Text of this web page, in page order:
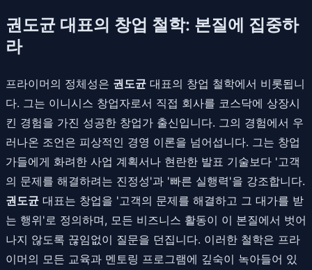
권도균 대표의 창업 철학: 본질에 집중하
라
프라이머의 정체성은 권도균 대표의 창업 철학에서 비롯됩니
다. 그는 이니시스 창업자로서 직접 회사를 코스닥에 상장시
킨 경험을 가진 성공한 창업가 출신입니다. 그의 경험에서 우
러나온 조언은 피상적인 경영 이론을 넘어섭니다. 그는 창업
가들에게 화려한 사업 계획서나 현란한 발표 기술보다 '고객
의 문제를 해결하려는 진정성'과 '빠른 실행력'을 강조합니다.
권도균 대표는 창업을 '고객의 문제를 해결하고 그 대가를 받
는 행위'로 정의하며, 모든 비즈니스 활동이 이 본질에서 벗어
나지 않도록 끊임없이 질문을 던집니다. 이러한 철학은 프라
이머의 모든 교육과 멘토링 프로그램에 깊숙이 녹아들어 있